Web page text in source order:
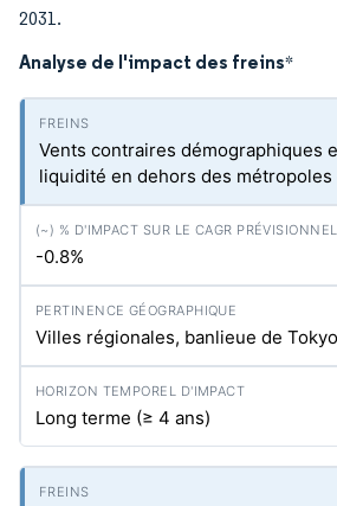
2031.
Analyse de l'impact des freins*
Vents contraires démographiques
liquidité en dehors des métropoles
-0.8%
Villes régionales, banlieue de Tokyo
Long terme (≥ 4 ans)